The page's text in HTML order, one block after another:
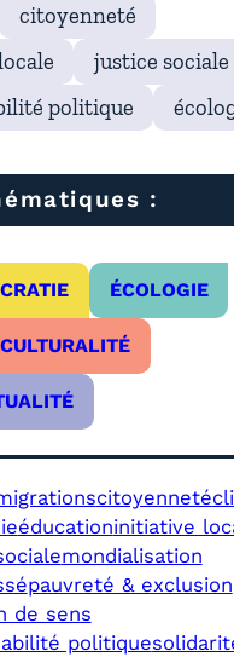
citoyenneté
justice sociale
politique
:
ÉCOLOGIE
citoyenneté
éducationinitiative
mondialisation
pauvreté & exclusion
de sens
politique